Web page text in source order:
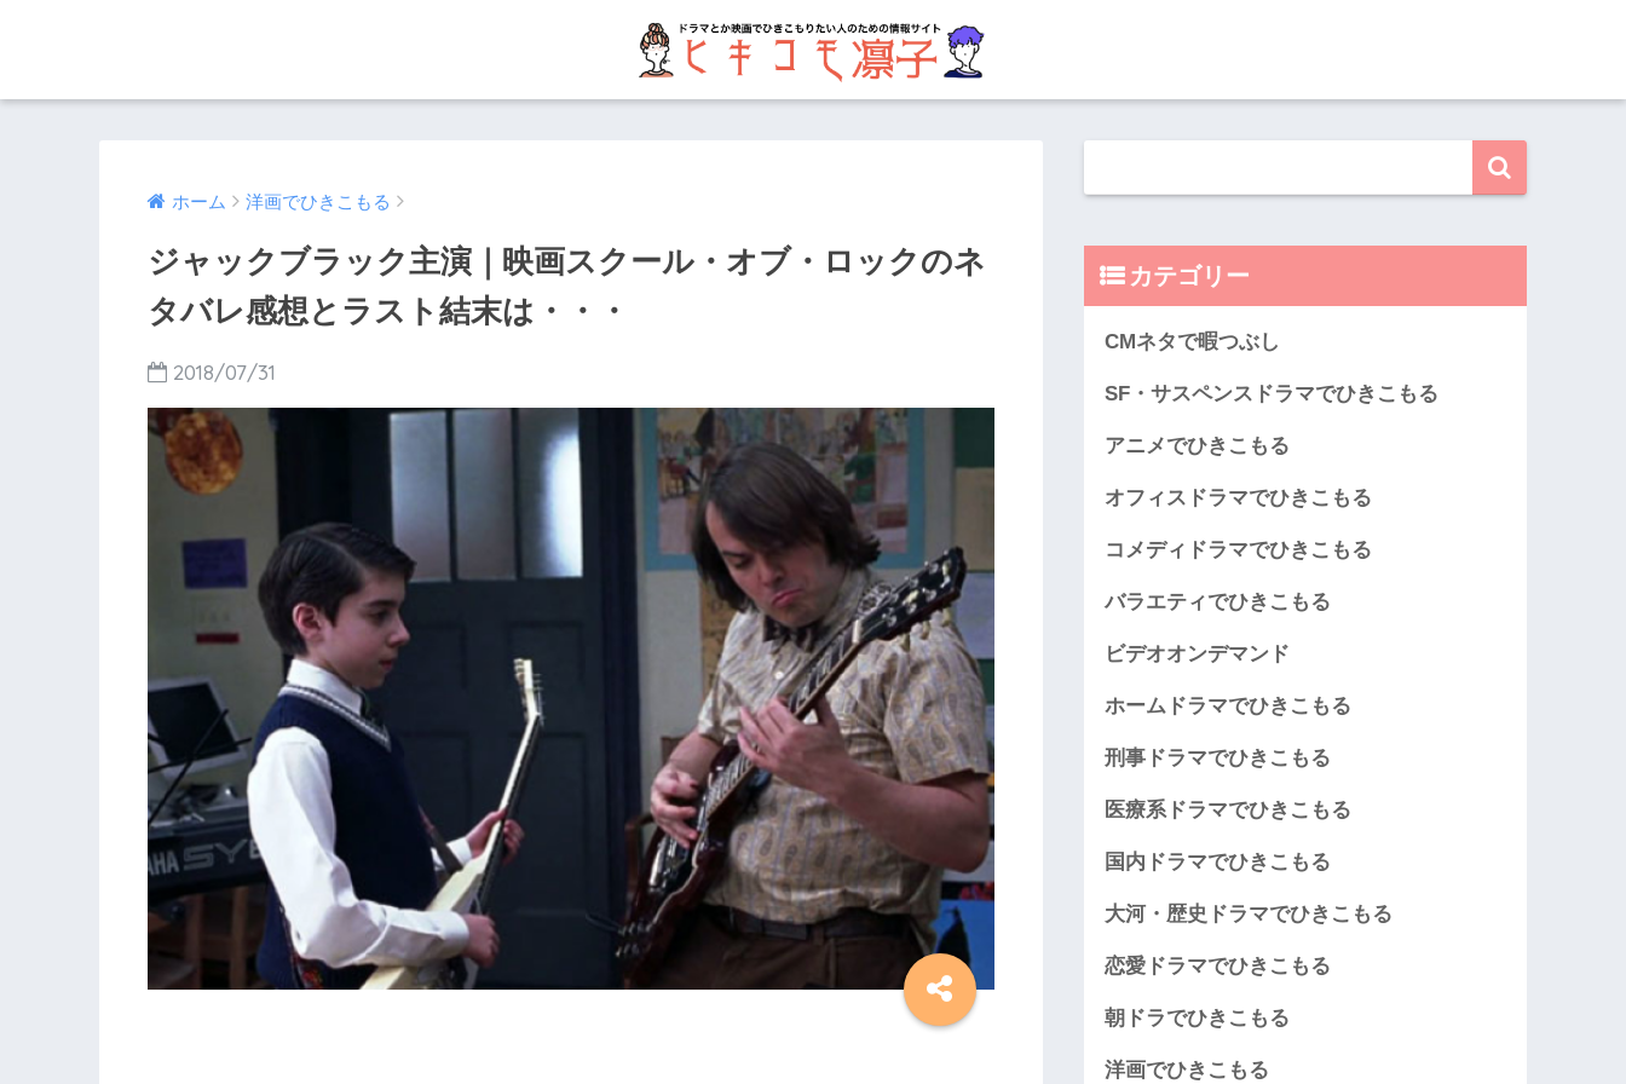
ホーム 洋画でひきこもる
ジャックブラック主演｜映画スクール・オブ・ロックのネ
タバレ感想とラスト結末は・・・
2018/07/31
カテゴリー
CMネタで暇つぶし
SF・サスペンスドラマでひきこもる
アニメでひきこもる
オフィスドラマでひきこもる
コメディドラマでひきこもる
バラエティでひきこもる
ビデオオンデマンド
ホームドラマでひきこもる
刑事ドラマでひきこもる
医療系ドラマでひきこもる
国内ドラマでひきこもる
大河・歴史ドラマでひきこもる
恋愛ドラマでひきこもる
朝ドラでひきこもる
洋画でひきこもる